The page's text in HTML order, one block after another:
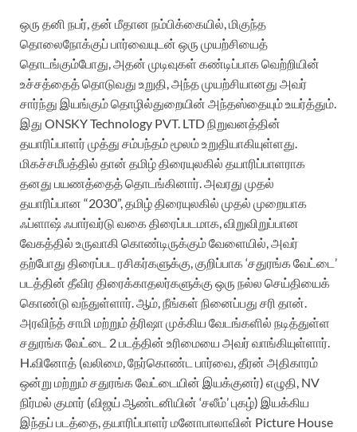
ஒரு தனி நபர், தன் மீதான நம்பிக்கையில், மிகுந்த
தொலைநோக்குப் பார்வையுடன் ஒரு முயற்சியைத்
தொடங்கும்போது, ​​அதன் முடிவுகள் கண்டிப்பாக வெற்றியின்
உச்சத்தைத் தொடுவது உறுதி, அந்த முயற்சியானது அவர்
சார்ந்து இயங்கும் தொழில்துறையின் அந்தஸ்தையும் உயர்த்தும்.
இது ONSKY Technology PVT. LTD நிறுவனத்தின்
தயாரிப்பாளர் முத்து சம்பந்தம் மூலம் உறுதியாகியுள்ளது.
மிகச்சமீபத்தில் தான் தமிழ் திரையுலகில் தயாரிப்பாளராக
தனது பயணத்தைத் தொடங்கினார். அவரது முதல்
தயாரிப்பான “2030”, தமிழ் திரையுலகில் முதல் முறையாக
ஃப்ளாஷ் ஃபார்வர்டு வகை திரைப்படமாக, விறுவிறுப்பான
வேகத்தில் உருவாகி கொண்டிருக்கும் வேளையில், அவர்
தற்போது திரைப்பட ரசிகர்களுக்கு, குறிப்பாக ‘சதுரங்க வேட்டை’
படத்தின் தீவிர திரைக்காதலர்களுக்கு ஒரு நல்ல செய்தியைக்
கொண்டு வந்துள்ளார். ஆம், நீங்கள் நினைப்பது சரி தான்.
அரவிந்த் சாமி மற்றும் த்ரிஷா முக்கிய வேடங்களில் நடித்துள்ள
சதுரங்க வேட்டை 2 படத்தின் உரிமையை அவர் வாங்கியுள்ளார்.
H.வினோத் (வலிமை, நேர்கொண்ட பார்வை, தீரன் அதிகாரம்
ஒன்று மற்றும் சதுரங்க வேட்டையின் இயக்குனர்) எழுதி, NV
நிர்மல் குமார் (விஜய் ஆண்டனியின் ‘சலீம்’ புகழ்) இயக்கிய
இந்தப் படத்தை, தயாரிப்பாளர் மனோபாலாவின் Picture House